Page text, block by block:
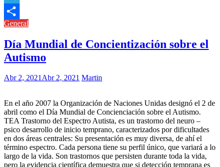
Link
Telegram
Compartir
General
Día Mundial de Concientización sobre el
Autismo
Abr 2, 2021Abr 2, 2021 Martin
En el año 2007 la Organización de Naciones Unidas designó el 2 de
abril como el Día Mundial de Concienciación sobre el Autismo.
TEA Trastorno del Espectro Autista, es un trastorno del neuro –
psico desarrollo de inicio temprano, caracterizados por dificultades
en dos áreas centrales: Su presentación es muy diversa, de ahí el
término espectro. Cada persona tiene su perfil único, que variará a lo
largo de la vida. Son trastornos que persisten durante toda la vida,
pero la evidencia científica demuestra que si detección temprana es